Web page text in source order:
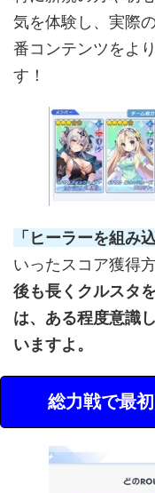
気を体験し、実際
番コンテンツをよ
す！
「ヒーラーを組み
いったスコア獲得
後も長くクルスタ
は、ある程度意識
いますよ。
総力戦で最